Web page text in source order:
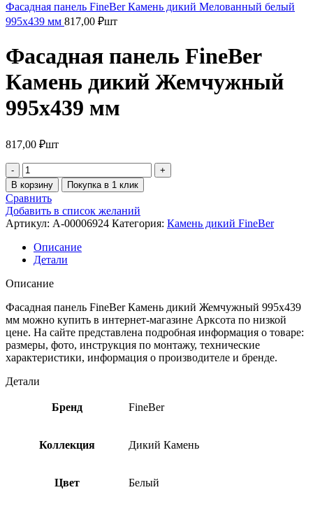
Фасадная панель FineBer Камень дикий Мелованный белый
995х439 мм 817,00 ₽шт
Фасадная панель FineBer
Камень дикий Жемчужный
995х439 мм
817,00 ₽шт
В корзину Покупка в 1 клик
Сравнить
Добавить в список желаний
Артикул: A-00006924 Категория: Камень дикий FineBer
Описание
Детали
Описание
Фасадная панель FineBer Камень дикий Жемчужный 995х439
мм можно купить в интернет-магазине Арксота по низкой
цене. На сайте представлена подробная информация о товаре:
размеры, фото, инструкция по монтажу, технические
характеристики, информация о производителе и бренде.
Детали
Бренд FineBer
Коллекция Дикий Камень
Цвет Белый